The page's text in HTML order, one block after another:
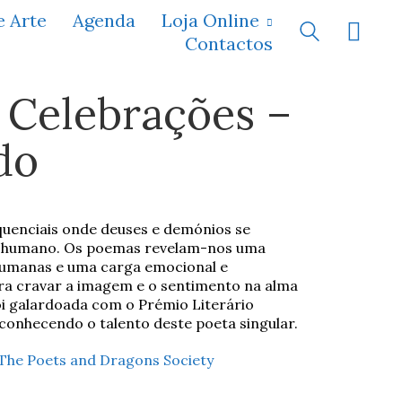
Arte Agenda
Loja Online
Contactos
–
onde deuses e demónios se
Os poemas revelam-nos uma
e uma carga emocional e
cravar a imagem e o sentimento na alma
galardoada com o Prémio Literário
o talento deste poeta singular.
Poets and Dragons Society